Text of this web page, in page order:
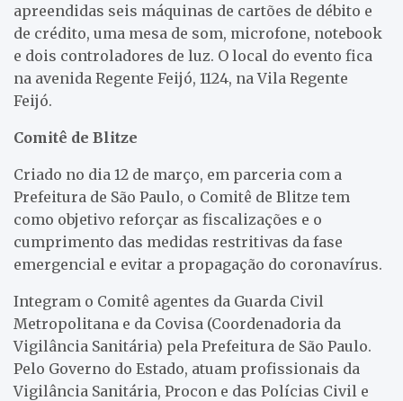
apreendidas seis máquinas de cartões de débito e
de crédito, uma mesa de som, microfone, notebook
e dois controladores de luz. O local do evento fica
na avenida Regente Feijó, 1124, na Vila Regente
Feijó.
Comitê de Blitze
Criado no dia 12 de março, em parceria com a
Prefeitura de São Paulo, o Comitê de Blitze tem
como objetivo reforçar as fiscalizações e o
cumprimento das medidas restritivas da fase
emergencial e evitar a propagação do coronavírus.
Integram o Comitê agentes da Guarda Civil
Metropolitana e da Covisa (Coordenadoria da
Vigilância Sanitária) pela Prefeitura de São Paulo.
Pelo Governo do Estado, atuam profissionais da
Vigilância Sanitária, Procon e das Polícias Civil e